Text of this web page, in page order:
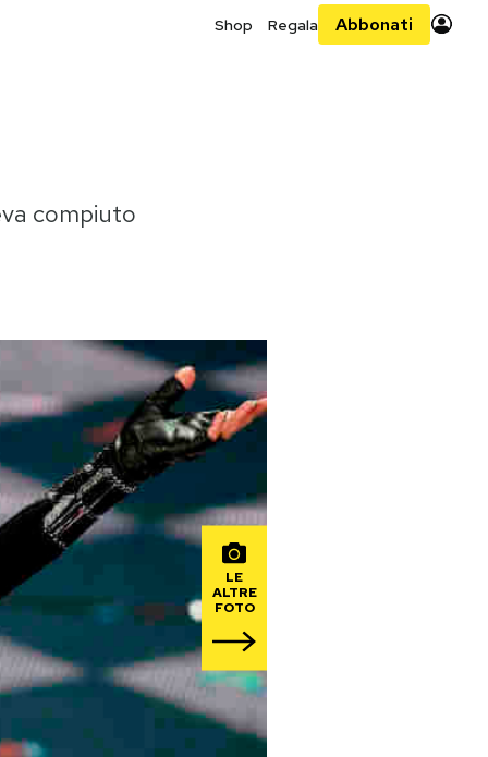
Shop Regala Abbonati
compiuto
LE
ALTRE
FOTO